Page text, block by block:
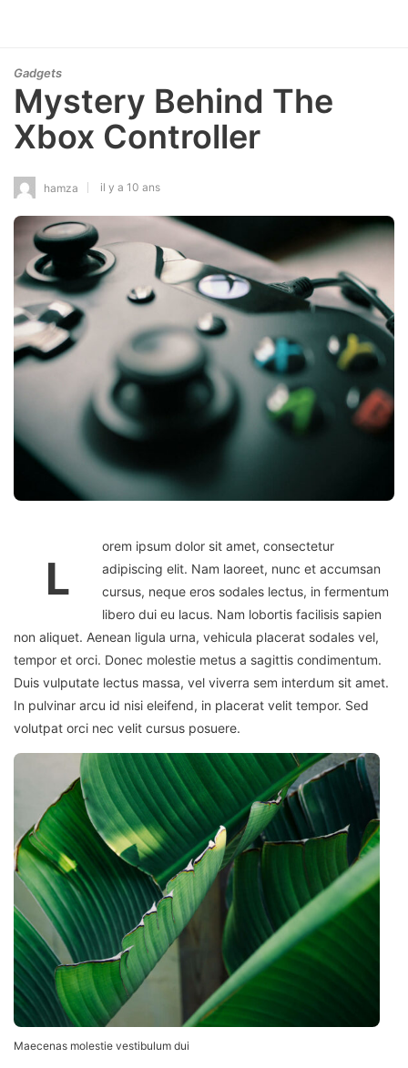
Gadgets
Mystery Behind The
Xbox Controller
hamza il y a 10 ans
L
orem ipsum dolor sit amet, consectetur
adipiscing elit. Nam laoreet, nunc et accumsan
cursus, neque eros sodales lectus, in fermentum
libero dui eu lacus. Nam lobortis facilisis sapien
non aliquet. Aenean ligula urna, vehicula placerat sodales vel,
tempor et orci. Donec molestie metus a sagittis condimentum.
Duis vulputate lectus massa, vel viverra sem interdum sit amet.
In pulvinar arcu id nisi eleifend, in placerat velit tempor. Sed
volutpat orci nec velit cursus posuere.
Maecenas molestie vestibulum dui